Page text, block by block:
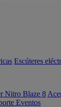
Escúteres
Nitro Blaze 8
Eventos